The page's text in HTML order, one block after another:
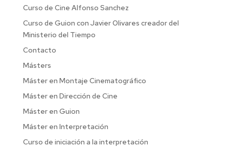
Curso de Cine Alfonso Sanchez
Curso de Guion con Javier Olivares creador del
Ministerio del Tiempo
Contacto
Másters
Máster en Montaje Cinematográfico
Máster en Dirección de Cine
Máster en Guion
Máster en Interpretación
Curso de iniciación a la interpretación